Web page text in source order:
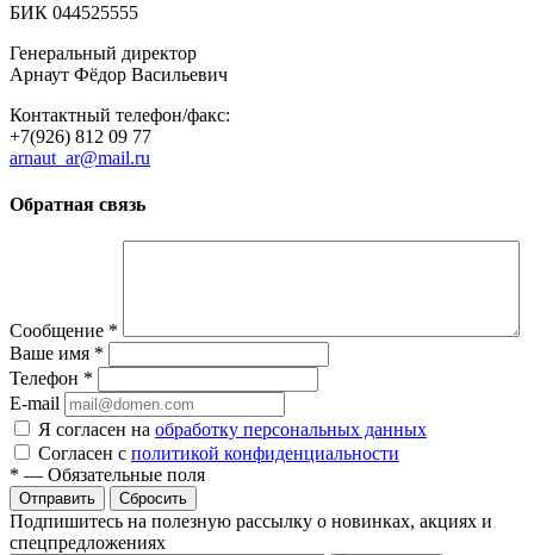
БИК 044525555
Генеральный директор
Арнаут Фёдор Васильевич
Контактный телефон/факс:
+7(926) 812 09 77
arnaut_ar@mail.ru
Обратная связь
Сообщение *
Ваше имя *
Телефон *
E-mail
Я согласен на обработку персональных данных
Согласен с политикой конфиденциальности
* — Обязательные поля
Сбросить
Подпишитесь на полезную рассылку о новинках, акциях и
спецпредложениях